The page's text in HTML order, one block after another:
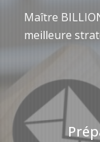
Maître
meilleure